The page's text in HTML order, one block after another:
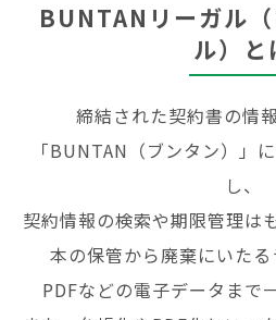
BUNTANリーガル
ル）と
締結された契約書の情
「BUNTAN（ブンタン）」
し、
契約情報の検索や期限管理は
本の保管から廃棄にいたる
PDFなどの電子データまで